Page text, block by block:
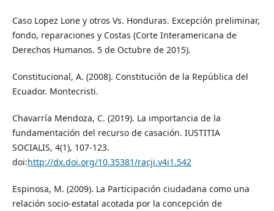
Caso Lopez Lone y otros Vs. Honduras. Excepción preliminar,
fondo, reparaciones y Costas (Corte Interamericana de
Derechos Humanos. 5 de Octubre de 2015).
Constitucional, A. (2008). Constitución de la República del
Ecuador. Montecristi.
Chavarría Mendoza, C. (2019). La importancia de la
fundamentación del recurso de casación. IUSTITIA
SOCIALIS, 4(1), 107-123.
doi:http://dx.doi.org/10.35381/racji.v4i1.542
Espinosa, M. (2009). La Participación ciudadana como una
relación socio-estatal acotada por la concepción de